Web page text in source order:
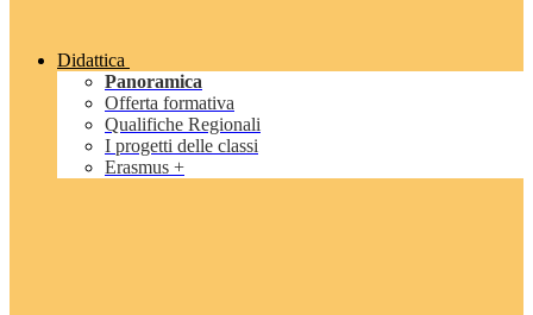
Didattica
Panoramica
Offerta formativa
Qualifiche Regionali
I progetti delle classi
Erasmus +